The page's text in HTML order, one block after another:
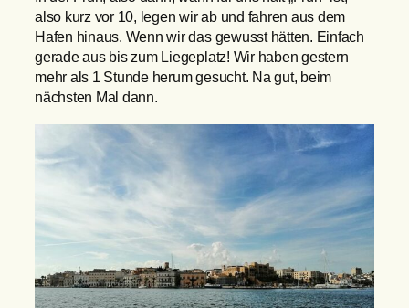
also kurz vor 10, legen wir ab und fahren aus dem
Hafen hinaus. Wenn wir das gewusst hätten. Einfach
gerade aus bis zum Liegeplatz! Wir haben gestern
mehr als 1 Stunde herum gesucht. Na gut, beim
nächsten Mal dann.